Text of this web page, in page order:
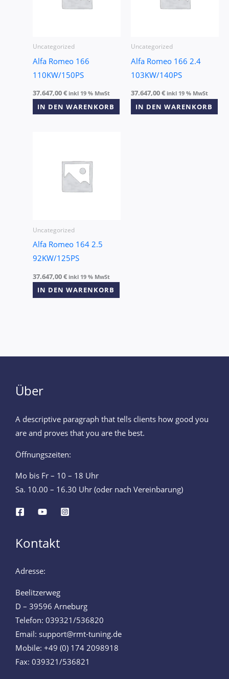
Uncategorized
Alfa Romeo 166
110KW/150PS
37.647,00€ inkl 19 % MwSt
IN DEN WARENKORB
Uncategorized
Alfa Romeo 166 2.4
103KW/140PS
37.647,00€ inkl 19 % MwSt
IN DEN WARENKORB
Uncategorized
Alfa Romeo 164 2.5
92KW/125PS
37.647,00€ inkl 19 % MwSt
IN DEN WARENKORB
Über
A descriptive paragraph that tells clients how good you
are and proves that you are the best.
Öffnungszeiten:
Mo bis Fr – 10 – 18 Uhr
Sa. 10.00 – 16.30 Uhr (oder nach Vereinbarung)
Kontakt
Adresse:
Beelitzerweg
D – 39596 Arneburg
Telefon: 039321/536820
Email: support@rmt-tuning.de
Mobile: +49 (0) 174 2098918
Fax: 039321/536821